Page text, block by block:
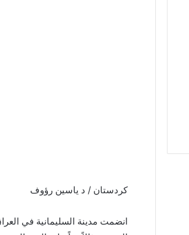
كردستان / د ياسين رؤوف